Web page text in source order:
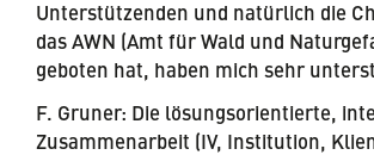
Unterstützenden und natürlich die
das AWN (Amt für Wald und
geboten hat, haben mich sehr
F. Gruner: Die lösungsorientierte,
Zusammenarbeit (IV, Institution,